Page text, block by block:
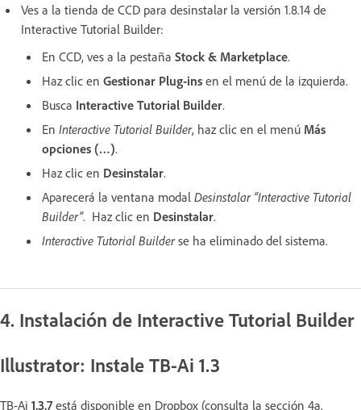
Ves a la tienda de CCD para desinstalar la versión 1.8.14 de
Interactive Tutorial Builder:
En CCD, ves a la pestaña Stock & Marketplace.
Haz clic en Gestionar Plug-ins en el menú de la izquierda.
Busca Interactive Tutorial Builder.
En Interactive Tutorial Builder, haz clic en el menú Más
opciones (…).
Haz clic en Desinstalar.
Aparecerá la ventana modal Desinstalar “Interactive Tutorial
Builder”. Haz clic en Desinstalar.
Interactive Tutorial Builderse ha eliminado del sistema.
4. Instalación de Interactive Tutorial Builder
Illustrator: Instale TB-Ai 1.3
TB-Ai 1.3.7está disponible en Dropbox (consulta la sección 4a.